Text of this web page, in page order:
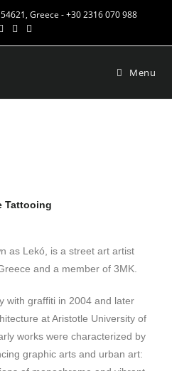
Greece - +30 2316 070 988
Menu
Tattooing
as Lekó, is a street art artist
and a member of 3MK.
with graffiti in 2004 and later
at Aristotle University of
works were characterized by
graphic arts and urban art: